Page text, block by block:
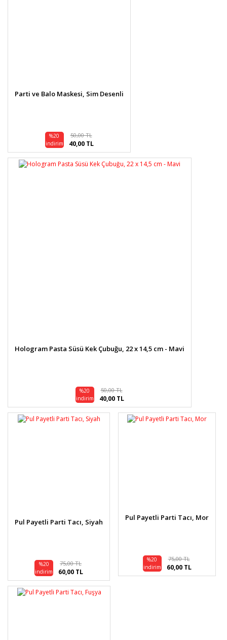
Parti ve Balo Maskesi, Sim Desenli
%20
indirim
50,00 TL
40,00 TL
Hologram Pasta Süsü Kek Çubuğu, 22 x 14,5 cm - Mavi
%20
indirim
50,00 TL
40,00 TL
Pul Payetli Parti Tacı, Siyah
%20
indirim
75,00 TL
60,00 TL
Pul Payetli Parti Tacı, Mor
%20
indirim
75,00 TL
60,00 TL